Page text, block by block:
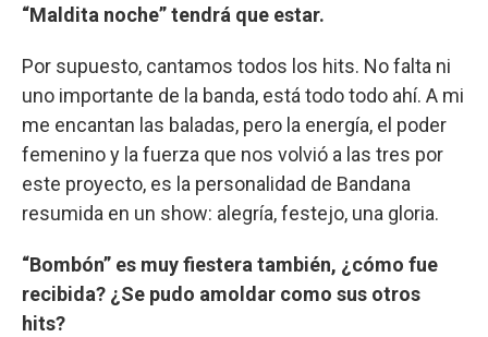
“Maldita noche” tendrá que estar.
Por supuesto, cantamos todos los hits. No falta ni
uno importante de la banda, está todo todo ahí. A mi
me encantan las baladas, pero la energía, el poder
femenino y la fuerza que nos volvió a las tres por
este proyecto, es la personalidad de Bandana
resumida en un show: alegría, festejo, una gloria.
“Bombón” es muy fiestera también, ¿cómo fue
recibida? ¿Se pudo amoldar como sus otros
hits?